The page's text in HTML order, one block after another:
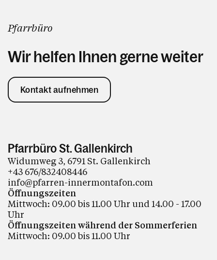
Pfarrbüro
Wir helfen Ihnen gerne weiter
Kontakt aufnehmen
Pfarrbüro St. Gallenkirch
Widumweg 3, 6791 St. Gallenkirch
+43 676/832408446
info@pfarren-innermontafon.com
Öffnungszeiten
Mittwoch: 09.00 bis 11.00 Uhr und 14.00 - 17.00
Uhr
Öffnungszeiten während der Sommerferien
Mittwoch: 09.00 bis 11.00 Uhr